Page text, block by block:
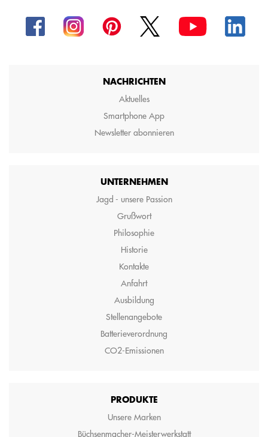
NACHRICHTEN
Aktuelles
Smartphone App
Newsletter abonnieren
UNTERNEHMEN
Jagd - unsere Passion
Grußwort
Philosophie
Historie
Kontakte
Anfahrt
Ausbildung
Stellenangebote
Batterieverordnung
CO2-Emissionen
PRODUKTE
Unsere Marken
Büchsenmacher-Meisterwerkstatt